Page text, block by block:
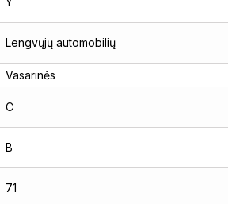
Lengvųjų automobilių
Vasarinės
C
B
71